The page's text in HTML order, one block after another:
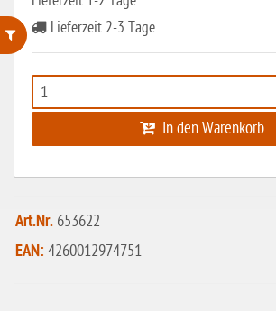
ohne Weizenstärke
laktosefrei
ohne Ei
Lieferzeit 2-3 Tage
In den Warenkorb
Art.Nr. 653622
EAN: 4260012974751